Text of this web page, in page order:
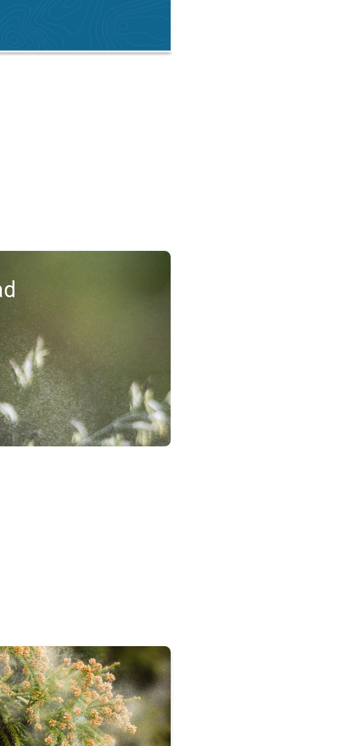
množstvo peľu?. Letná senná nádcha. . .